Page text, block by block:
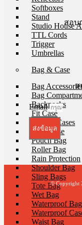
Softboxes
Stand
Studio House
TTL Cords
Trigger
Umbrellas
Bag & Case
Bag
Bag
Backpacks
Fit Case
Holster Cases
Lens Case
Pouch Bag
Roller Bag
Rain Protection
Shoulder Bag
Sling Bags
Tote Bag
Wet Bag
Waterproof
Waterproof
Waist Bag
สอบ
ส
Email
ส่งข้อมูล
© Copyright